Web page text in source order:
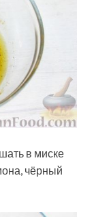
в миске
чёрный